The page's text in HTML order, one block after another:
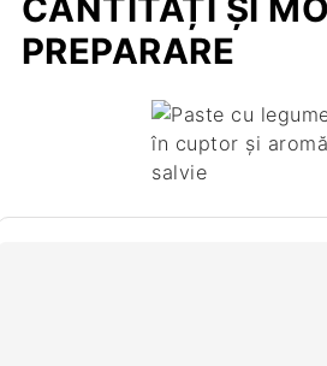
CANTITĂȚI ȘI
PREPARARE